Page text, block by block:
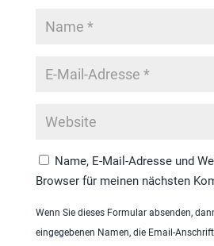
Name, E-Mail-Adresse und
Browser für meinen nächsten
Wenn Sie dieses Formular absenden,
eingegebenen Namen, die Email-